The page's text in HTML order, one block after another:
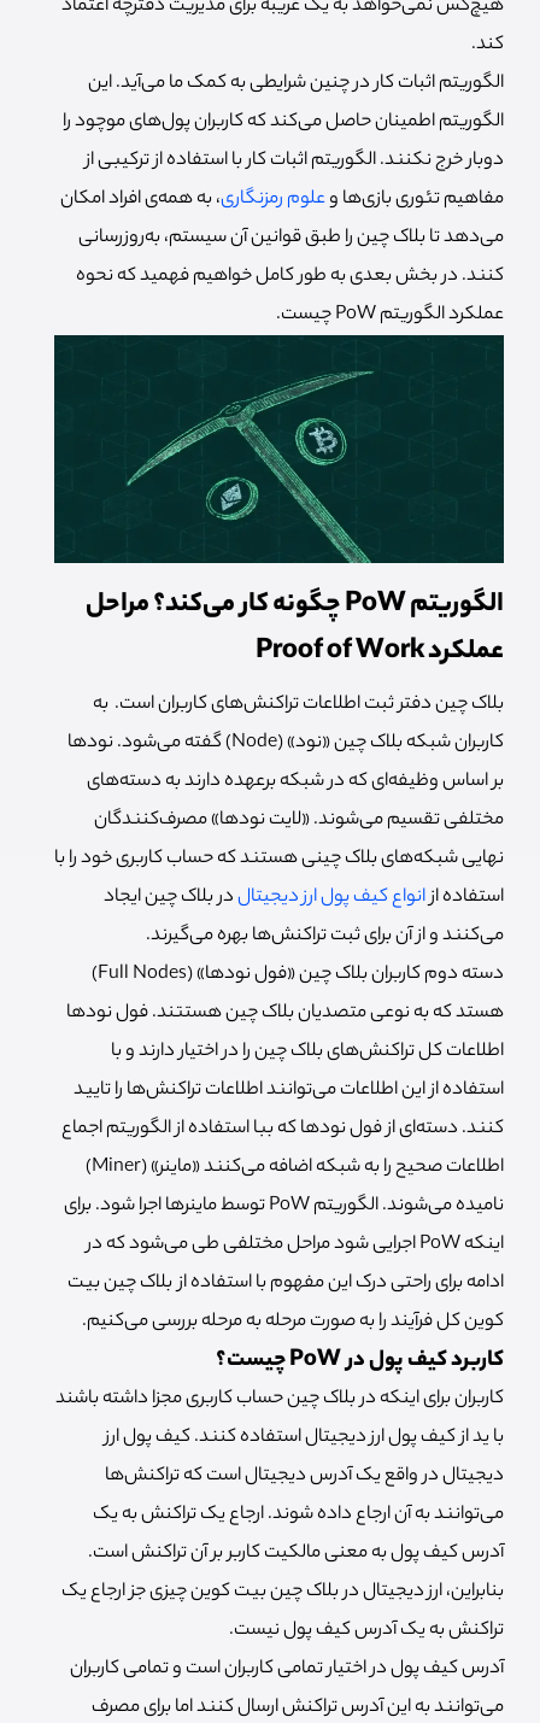
هیچ‌کس نمی‌خواهد به یک غریبه برای مدیریت دفترچه اعتماد
کند.
الگوریتم اثبات کار در چنین شرایطی به کمک ما می‌آید. این
الگوریتم اطمینان حاصل می‌کند که کاربران پول‌های موچود را
دوبار خرج نکنند. الگوریتم اثبات کار با استفاده از ترکیبی از
مفاهیم تئوری بازی‌ها وعلوم رمزنگاری، به همه‌ی افراد امکان
می‌دهد تا بلاک چین را طبق قوانین آن سیستم، به‌روزرسانی
کنند. در بخش بعدی به طور کامل خواهیم فهمید که نحوه
عملکرد الگوریتم PoW چیست.
الگوریتم PoW چگونه کار می‌کند؟ مراحل
عملکرد Proof of Work
بلاک چین دفتر ثبت اطلاعات تراکنش‌های کاربران است. به
کاربران شبکه بلاک چین «نود» (Node) گفته می‌شود. نودها
بر اساس وظیفه‌ای که در شبکه برعهده دارند به دسته‌های
مختلفی تقسیم می‌شوند. «لایت نودها» مصرف‌کنندگان
نهایی شبکه‌های بلاک چینی هستند که حساب کاربری خود را با
استفاده ازانواع کیف پول ارز دیجیتالدر بلاک چین ایجاد
می‌کنند و از آن برای ثبت تراکنش‌ها بهره می‌گیرند.
دسته دوم کاربران بلاک چین «فول نودها» (Full Nodes)
هستد که به نوعی متصدیان بلاک چین هستتند. فول نودها
اطلاعات کل تراکنش‌های بلاک چین را در اختیار دارند و با
استفاده از این اطلاعات می‌توانند اطلاعات تراکنش‌ها را تایید
کنند. دسته‌ای از فول نودها که ببا استفاده از الگوریتم اجماع
اطلاعات صحیح را به شبکه اضافه می‌کنند «ماینر» (Miner)
نامیده می‌شوند. الگوریتم PoW توسط ماینرها اجرا ‌شود. برای
اینکه PoW اجرایی شود مراحل مختلفی طی می‌شود که در
ادامه برای راحتی درک این مفهوم با استفاده از بلاک چین بیت
کوین کل فرآیند را به صورت مرحله به مرحله بررسی می‌کنیم.
کاربرد کیف پول در PoW چیست؟
کاربران برای اینکه در بلاک چین حساب کاربری مجزا داشته باشند
با ید از کیف پول ارز دیجیتال استفاده کنند. کیف پول ارز
دیجیتال در واقع یک آدرس دیجیتال است که تراکنش‌ها
می‌توانند به آن ارجاع داده شوند. ارجاع یک تراکنش به یک
آدرس کیف پول به معنی مالکیت کاربر بر آن تراکنش است.
بنابراین، ارز دیجیتال در بلاک چین بیت کوین چیزی جز ارجاع یک
تراکنش به یک آدرس کیف پول نیست.
آدرس کیف پول در اختیار تمامی کاربران است و تمامی کاربران
می‌توانند به این آدرس تراکنش ارسال کنند اما برای مصرف